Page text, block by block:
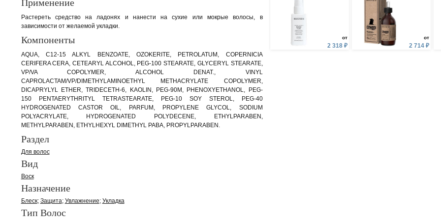
от
2 318 ₽
от
2 714 ₽
Растереть средство на ладонях и нанести на сухие или мокрые волосы, в
зависимости от желаемой укладки.
Компоненты
AQUA, C12-15 ALKYL BENZOATE, OZOKERITE, PETROLATUM, COPERNICIA
CERIFERA CERA, CETEARYL ALCOHOL, PEG-100 STEARATE, GLYCERYL STEARATE,
VP/VA COPOLYMER, ALCOHOL DENAT., VINYL
CAPROLACTAM/VP/DIMETHYLAMINOETHYL METHACRYLATE COPOLYMER,
DICAPRYLYL ETHER, TRIDECETH-6, KAOLIN, PEG-90M, PHENOXYETHANOL, PEG-
150 PENTAERYTHRITYL TETRASTEARATE, PEG-10 SOY STEROL, PEG-40
HYDROGENATED CASTOR OIL, PARFUM, PROPYLENE GLYCOL, SODIUM
POLYACRYLATE, HYDROGENATED POLYDECENE, ETHYLPARABEN,
METHYLPARABEN, ETHYLHEXYL DIMETHYL PABA, PROPYLPARABEN.
Раздел
Для волос
Вид
Воск
Назначение
Блеск Защита Увлажнение Укладка
Тип Волос